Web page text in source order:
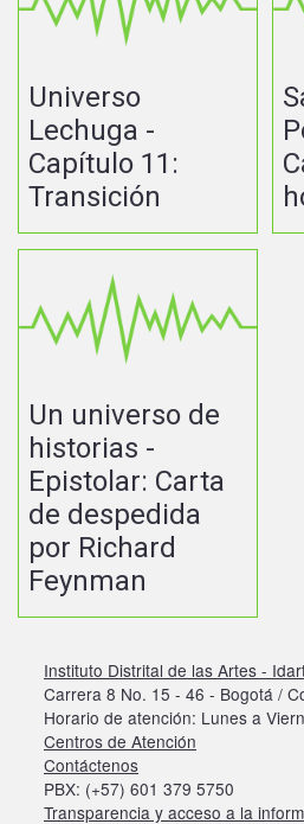
Universo
Lechuga -
Capítulo 11:
Transición
Un universo de
historias -
Epistolar: Carta
de despedida
por Richard
Feynman
Instituto Distrital de las Artes -
Carrera 8 No. 15 - 46 - Bogotá /
Horario de atención: Lunes a
Centros de Atención
Contáctenos
PBX: (+57) 601 379 5750
Transparencia y acceso a la